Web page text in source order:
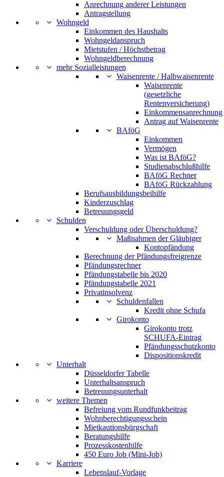
Anrechnung anderer Leistungen
Antragstellung
Wohngeld
Einkommen des Haushalts
Wohngeldanspruch
Mietstufen / Höchstbetrag
Wohngeldberechnung
mehr Sozialleistungen
Waisenrente / Halbwaisenrente
Waisenrente
(gesetzliche
Rentenversicherung)
Einkommensanrechnung
Antrag auf Waisenrente
BAföG
Einkommen
Vermögen
Was ist BAföG?
Studienabschlußhilfe
BAföG Rechner
BAföG Rückzahlung
Berufsausbildungsbeihilfe
Kinderzuschlag
Betreuungsgeld
Schulden
Verschuldung oder Überschuldung?
Maßnahmen der Gläubiger
Kontopfändung
Berechnung der Pfändungsfreigrenze
Pfändungsrechner
Pfändungstabelle bis 2020
Pfändungstabelle 2021
Privatinsolvenz
Schuldenfallen
Kredit ohne Schufa
Girokonto
Girokonto trotz
SCHUFA-Eintrag
Pfändungsschutzkonto
Dispositionskredit
Unterhalt
Düsseldorfer Tabelle
Unterhaltsanspruch
Betreuungsunterhalt
weitere Themen
Befreiung vom Rundfunkbeitrag
Wohnberechtigungsschein
Mietkautionsbürgschaft
Beratungshilfe
Prozesskostenhilfe
450 Euro Job (Mini-Job)
Karriere
Lebenslauf-Vorlage